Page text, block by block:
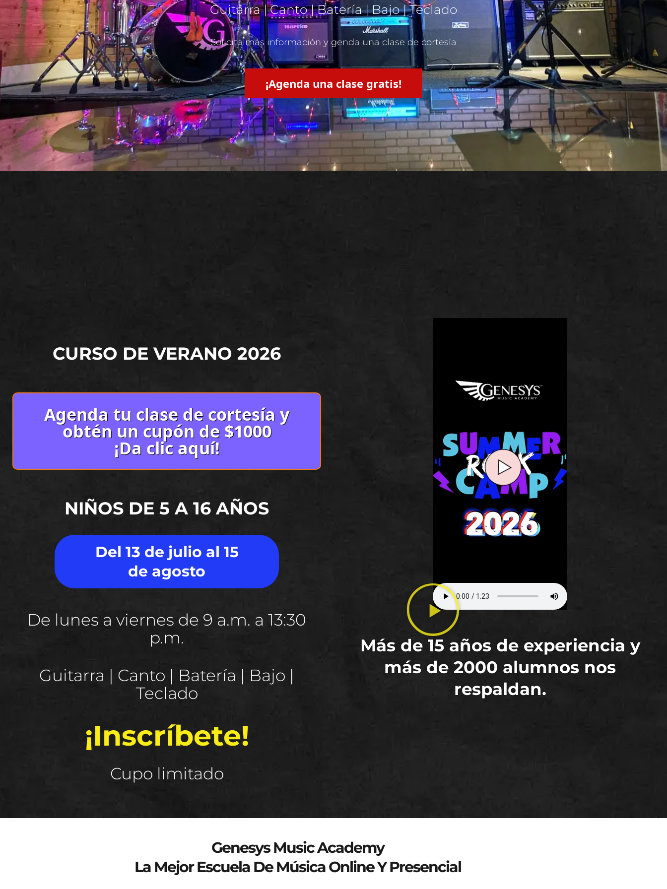
Guitarra | Canto | Batería | Bajo | Teclado
Solicita más información y genda una clase de cortesía
¡Agenda una clase gratis!
CURSO DE VERANO 2026
Agenda tu clase de cortesía y
obtén un cupón de $1000
¡Da clic aquí!
NIÑOS DE 5 A 16 AÑOS
Del 13 de julio al 15
de agosto
De lunes a viernes de 9 a.m. a 13:30
p.m.
Guitarra | Canto | Batería | Bajo |
Teclado
¡Inscríbete!
Cupo limitado
Más de 15 años de experiencia y
más de 2000 alumnos nos
respaldan.
Genesys Music Academy
La Mejor Escuela De Música Online Y Presencial